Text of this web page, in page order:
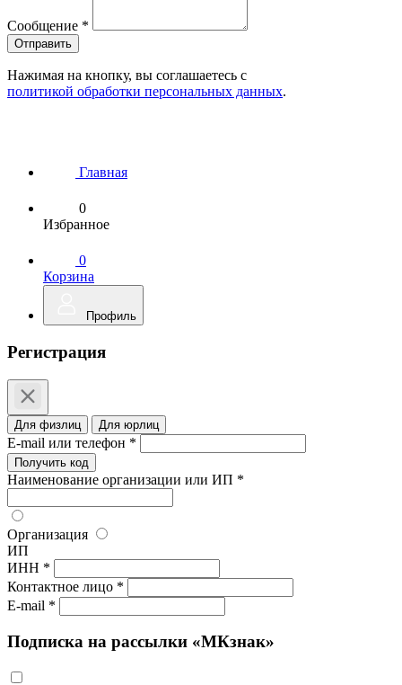
Сообщение *
Нажимая на кнопку, вы соглашаетесь с
политикой обработки персональных данных.
Главная
0
Избранное
0
Корзина
Профиль
Регистрация
Для физлиц Для юрлиц
E-mail или телефон *
Получить код
Наименование организации или ИП *
Организация
ИП
ИНН *
Контактное лицо *
E-mail *
Подписка на рассылки «МКзнак»